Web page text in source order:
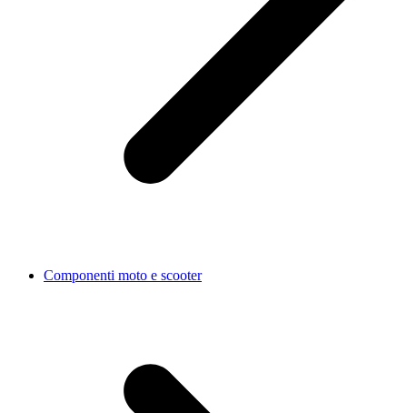
Componenti moto e scooter